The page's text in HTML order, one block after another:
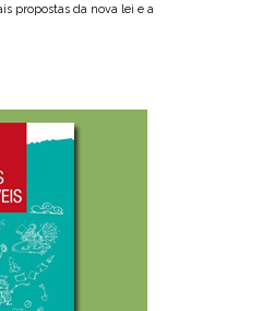
propostas da nova lei e a